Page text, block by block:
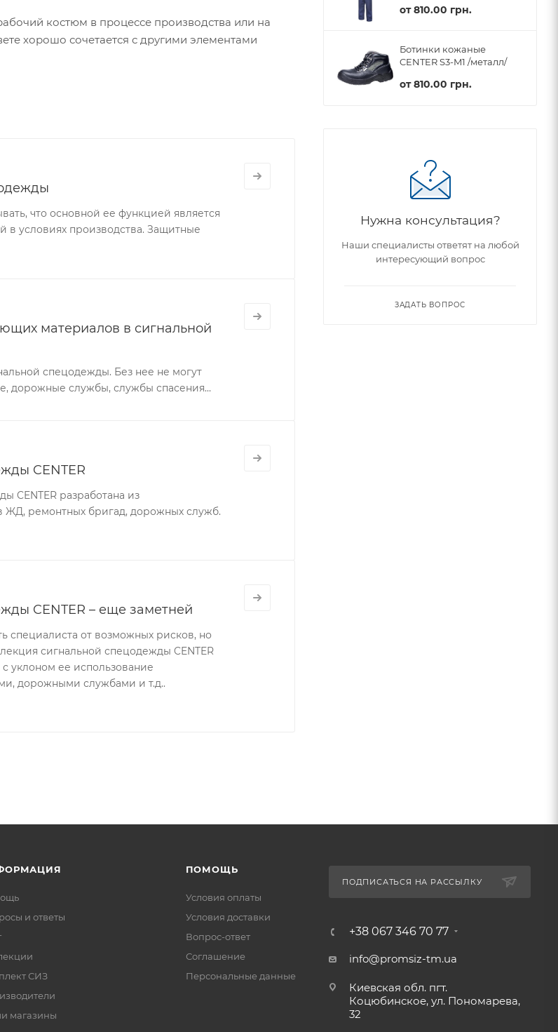
костюм в процессе производства или на
хорошо сочетается с другими элементами
что основной ее функцией является
в условиях производства. Защитные
материалов в сигнальной
спецодежды. Без нее не могут
дорожные службы, службы спасения…
CENTER
CENTER разработана из
ЖД, ремонтных бригад, дорожных служб.
CENTER – еще заметней
специалиста от возможных рисков, но
сигнальной спецодежды CENTER
уклоном ее использование
дорожными службами и т.д..
от810.00 грн.
Ботинки кожаные
CENTER S3-M1 /металл/
от810.00 грн.
Нужна консультация?
Наши специалисты ответят на любой
интересующий вопрос
ЗАДАТЬ ВОПРОС
и ответы
СИЗ
магазины
ПОМОЩЬ
Условия оплаты
Условия доставки
Вопрос-ответ
Соглашение
Персональные данные
ПОДПИСАТЬСЯ НА РАССЫЛКУ
+38 067 346 70 77
info@promsiz-tm.ua
Киевская обл. пгт.
Коцюбинское, ул. Пономарева,
32